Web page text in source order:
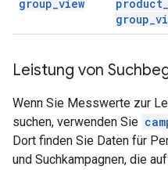
group_view
product_
group_
Leistung von
Wenn Sie Messwerte zur
suchen, verwenden Sie
Dort finden Sie Daten für
und Suchkampagnen, die